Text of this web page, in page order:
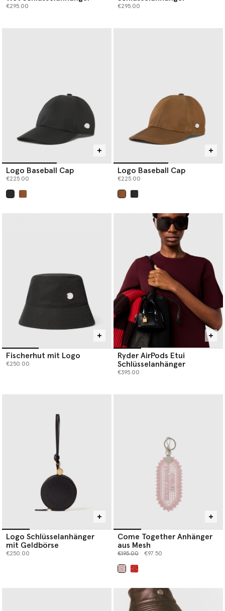
€295.00 €295.00
Logo Baseball Cap
€225.00
Logo Baseball Cap
€225.00
Fischerhut mit Logo
€250.00
Ryder AirPods Etui
Schlüsselanhänger
€395.00
Logo Schlüsselanhänger
mit Geldbörse
€250.00
Come Together Anhänger
aus Mesh
Preis reduziert von
€195.00bis€97.50